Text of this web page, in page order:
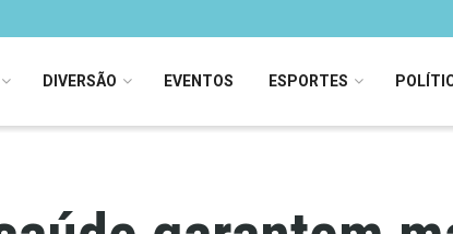
DIVERSÃO EVENTOS ESPORTES